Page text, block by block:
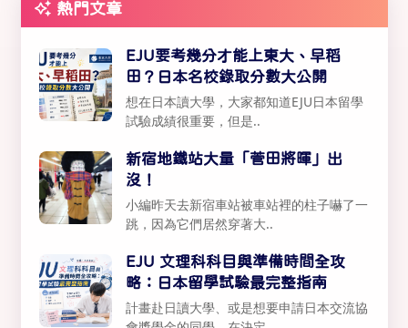
熱門文章
EJU要考幾分才能上東大、早稻
田？日本名校錄取分數大公開
想在日本讀大學，大家都知道EJU日本留學
試驗成績很重要，但是..
新宿地鐵站大量「菅田將暉」出
沒！
小編昨天去新宿車站被車站裡的柱子嚇了一
跳，因為它們居然穿著大..
EJU 文理科科目與準備時間全攻
略：日本留學試驗最完整指南
計畫赴日讀大學、或是想要申請日本交流協